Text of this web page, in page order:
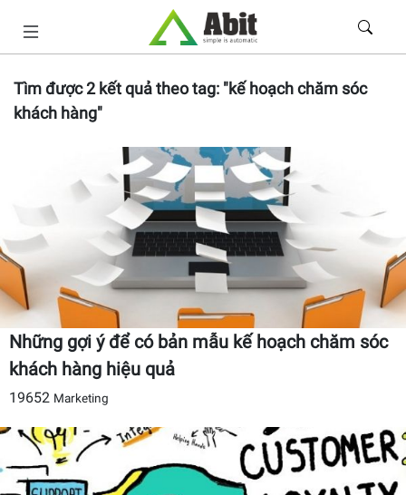
Tìm được2kết quả theo tag: "kế hoạch chăm sóc
khách hàng"
Những gợi ý để có bản mẫu kế hoạch chăm sóc
khách hàng hiệu quả
19652 Marketing